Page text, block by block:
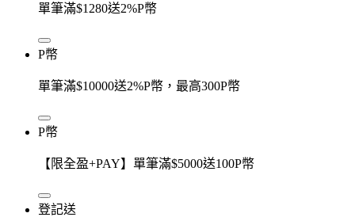
單筆滿$1280送2%P幣
P幣
單筆滿$10000送2%P幣，最高300P幣
P幣
【限全盈+PAY】單筆滿$5000送100P幣
登記送